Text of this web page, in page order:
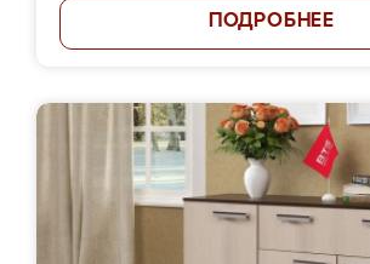
ПОДРОБНЕЕ